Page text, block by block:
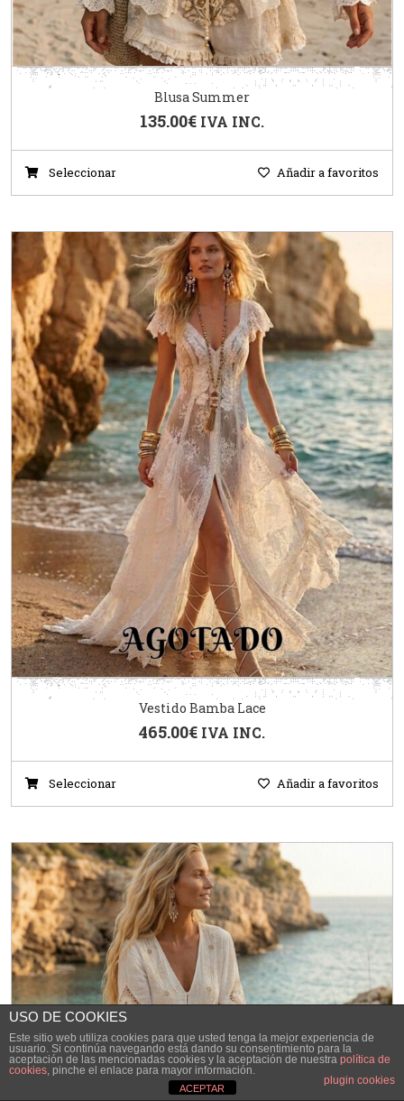
Blusa Summer
135.00€ IVA INC.
Seleccionar Añadir a favoritos
Vestido Bamba Lace
465.00€ IVA INC.
Seleccionar Añadir a favoritos
USO DE COOKIES
Este sitio web utiliza cookies para que usted tenga la mejor experiencia de
usuario. Si continúa navegando está dando su consentimiento para la
aceptación de las mencionadas cookies y la aceptación de nuestra política de
cookies, pinche el enlace para mayor información.
plugin cookies
ACEPTAR